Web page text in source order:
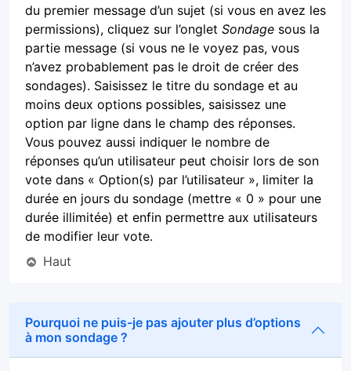
du premier message d’un sujet (si vous en avez les
permissions), cliquez sur l’onglet Sondage sous la
partie message (si vous ne le voyez pas, vous
n’avez probablement pas le droit de créer des
sondages). Saisissez le titre du sondage et au
moins deux options possibles, saisissez une
option par ligne dans le champ des réponses.
Vous pouvez aussi indiquer le nombre de
réponses qu’un utilisateur peut choisir lors de son
vote dans « Option(s) par l’utilisateur », limiter la
durée en jours du sondage (mettre « 0 » pour une
durée illimitée) et enfin permettre aux utilisateurs
de modifier leur vote.
Haut
Pourquoi ne puis-je pas ajouter plus d’options
à mon sondage ?